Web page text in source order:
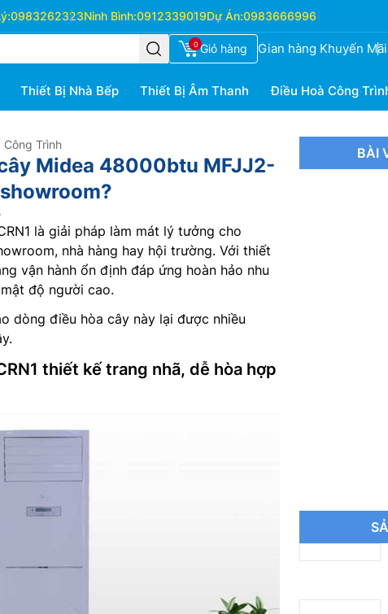
0983262323Ninh Bình:0912339019Dự Án:0983666996
0 Giỏ hàng Gian hàng Khuyến Mãi
Thiết Bị Nhà Bếp Thiết Bị Âm Thanh Điều Hoà Công
Trình
Midea 48000btu MFJJ2-
là giải pháp làm mát lý tưởng cho
nhà hàng hay hội trường. Với thiết
vận hành ổn định đáp ứng hoàn hảo nhu
độ người cao.
dòng điều hòa cây này lại được nhiều
thiết kế trang nhã, dễ hòa hợp
BÀI